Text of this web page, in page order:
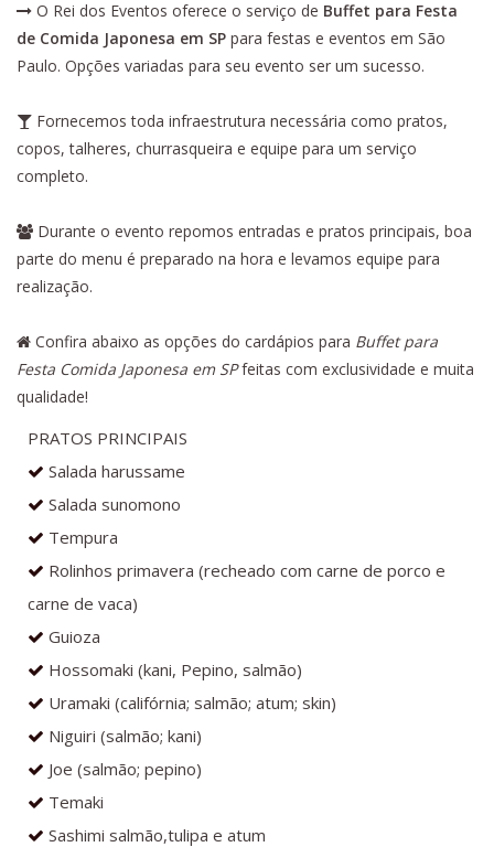
O Rei dos Eventos oferece o serviço de Buffet para Festa
de Comida Japonesa em SP para festas e eventos em São
Paulo. Opções variadas para seu evento ser um sucesso.
Fornecemos toda infraestrutura necessária como pratos,
copos, talheres, churrasqueira e equipe para um serviço
completo.
Durante o evento repomos entradas e pratos principais, boa
parte do menu é preparado na hora e levamos equipe para
realização.
Confira abaixo as opções do cardápios para Buffet para
Festa Comida Japonesa em SPfeitas com exclusividade e muita
qualidade!
PRATOS PRINCIPAIS
Salada harussame
Salada sunomono
Tempura
Rolinhos primavera (recheado com carne de porco e
carne de vaca)
Guioza
Hossomaki (kani, Pepino, salmão)
Uramaki (califórnia; salmão; atum; skin)
Niguiri (salmão; kani)
Joe (salmão; pepino)
Temaki
Sashimi salmão,tulipa e atum